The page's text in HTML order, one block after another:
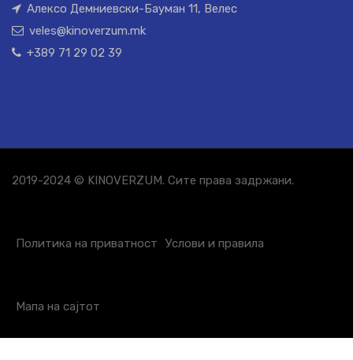
Алексо Демниевски-Бауман 11, Велес
veles@kinoverzum.mk
+389 71 29 02 39
2019-2024 © KINOVERZUM. Сите права задржани.
Политика на приватност Услови и правила
Мапа на сајтот